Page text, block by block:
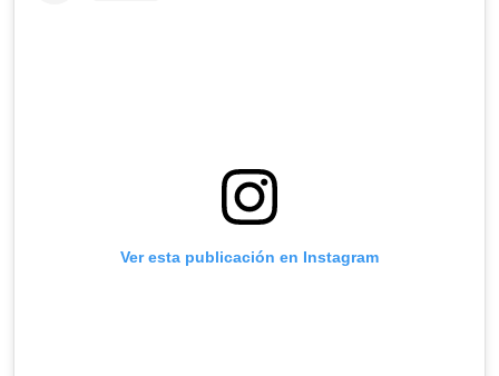
Ver esta publicación en Instagram